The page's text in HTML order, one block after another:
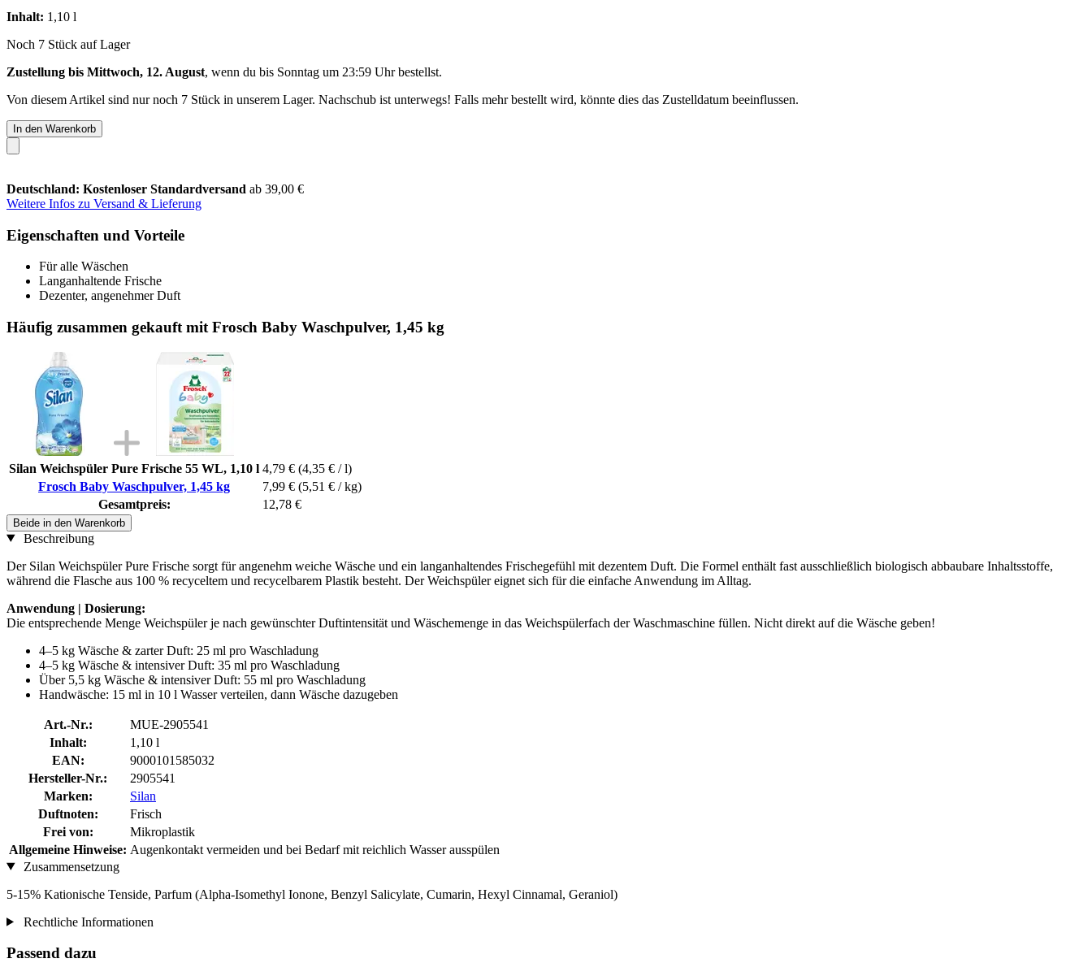
Inhalt: 1,10 l
Noch 7 Stück auf Lager
Zustellung bis Mittwoch, 12. August, wenn du bis Sonntag um 23:59 Uhrbestellst.
Von diesem Artikel sind nur noch 7 Stück in unserem Lager. Nachschub ist unterwegs! Falls mehr bestellt wird, könnte dies das Zustelldatum beeinflussen.
In den Warenkorb
Deutschland: Kostenloser Standardversand ab 39,00 €
Weitere Infos zu Versand & Lieferung
Eigenschaften und Vorteile
Für alle Wäschen
Langanhaltende Frische
Dezenter, angenehmer Duft
Häufig zusammen gekauft mit Frosch Baby Waschpulver, 1,45 kg
Silan Weichspüler Pure Frische 55 WL, 1,10 l 4,79 € (4,35 € / l)
Frosch Baby Waschpulver, 1,45 kg
7,99 € (5,51 € / kg)
Gesamtpreis:
12,78 €
Beide in den Warenkorb
Beschreibung
Der Silan Weichspüler Pure Frische sorgt für angenehm weiche Wäsche und ein langanhaltendes Frischegefühl mit dezentem Duft. Die Formel enthält fast ausschließlich biologisch abbaubare Inhaltsstoffe,
während die Flasche aus 100 % recyceltem und recycelbarem Plastik besteht. Der Weichspüler eignet sich für die einfache Anwendung im Alltag.
Anwendung | Dosierung:
Die entsprechende Menge Weichspüler je nach gewünschter Duftintensität und Wäschemenge in das Weichspülerfach der Waschmaschine füllen. Nicht direkt auf die Wäsche geben!
4–5 kg Wäsche & zarter Duft: 25 ml pro Waschladung
4–5 kg Wäsche & intensiver Duft: 35 ml pro Waschladung
Über 5,5 kg Wäsche & intensiver Duft: 55 ml pro Waschladung
Handwäsche: 15 ml in 10 l Wasser verteilen, dann Wäsche dazugeben
Art.-Nr.:
MUE-2905541
Inhalt:
1,10 l
EAN:
9000101585032
Hersteller-Nr.:
2905541
Marken:
Silan
Duftnoten:
Frisch
Frei von:
Mikroplastik
Allgemeine Hinweise: Augenkontakt vermeiden und bei Bedarf mit reichlich Wasser ausspülen
Zusammensetzung
5-15% Kationische Tenside, Parfum (Alpha-Isomethyl Ionone, Benzyl Salicylate, Cumarin, Hexyl Cinnamal, Geraniol)
Rechtliche Informationen
Passend dazu